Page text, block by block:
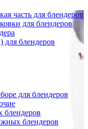
часть для блендеров
для блендеров
для блендеров
для блендеров
блендеров
блендеров